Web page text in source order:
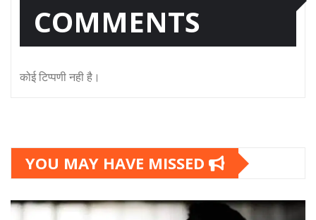
COMMENTS
कोई टिप्पणी नही है।
YOU MAY HAVE MISSED